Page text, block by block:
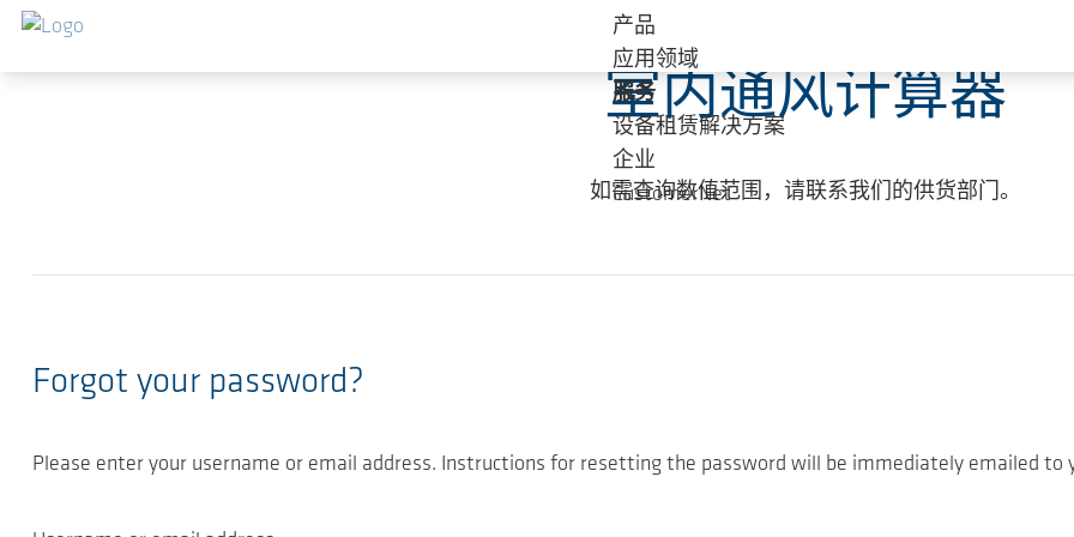
跳转到主要内容
产品
应用领域
服务
设备租赁解决方案
企业
CustomerNet
室内通风计算器
如需查询数值范围，请联系我们的供货部门。
Forgot your password?
Please enter your username or email address. Instructions for resetting the password will be immediately emailed to